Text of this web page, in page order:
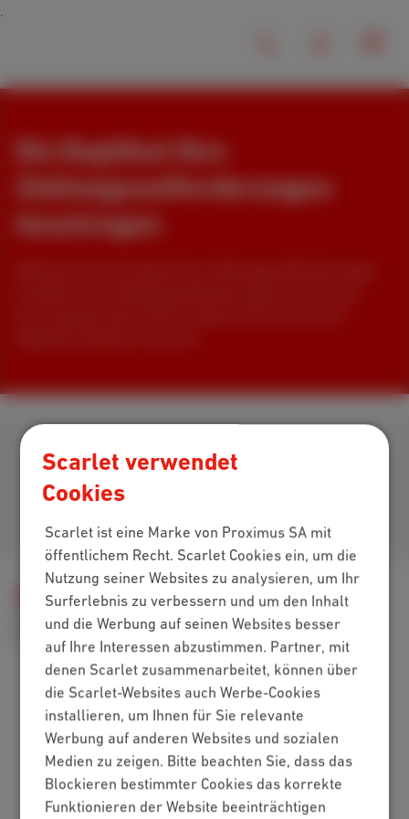
Ein Duplikat Ihre
Zahlungsaufforderungen
beantragen
Scarlet verwendet
Cookies
Scarlet ist eine Marke von Proximus SA mit
öffentlichem Recht. Scarlet Cookies ein, um die
Nutzung seiner Websites zu analysieren, um Ihr
Surferlebnis zu verbessern und um den Inhalt
und die Werbung auf seinen Websites besser
auf Ihre Interessen abzustimmen. Partner, mit
denen Scarlet zusammenarbeitet, können über
die Scarlet-Websites auch Werbe-Cookies
installieren, um Ihnen für Sie relevante
Werbung auf anderen Websites und sozialen
Medien zu zeigen. Bitte beachten Sie, dass das
Blockieren bestimmter Cookies das korrekte
Funktionieren der Website beeinträchtigen
Laden Sie unsere App herunter
Kommen Sie zu uns
Hilfe Rechnung
Meine Rechnung
Ein Duplikat Ihre Zahlungsaufforderungen beantragen
Packs
Internet + Mobilfunk
Internet + TV + Mobilfunk
Internet + TV + Festnetz